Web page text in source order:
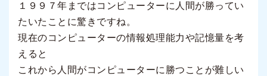
１９９７年まではコンピューターに人間が勝ってい
たいたことに驚きですね。
現在のコンピューターの情報処理能力や記憶量を考
えると
これから人間がコンピューターに勝つことが難しい